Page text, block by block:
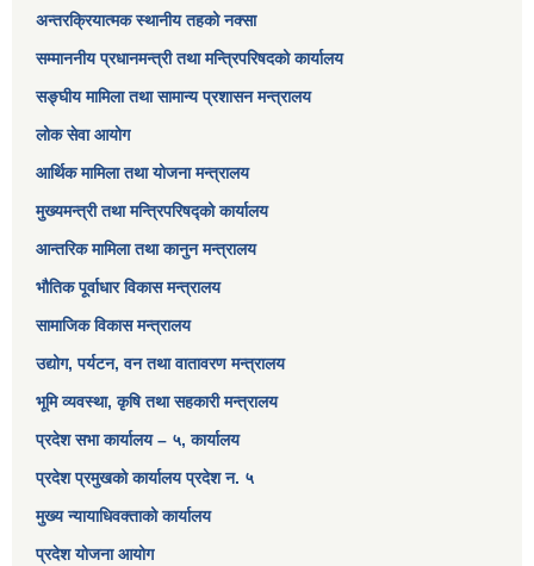
अन्तरक्रियात्मक स्थानीय तहको नक्सा
सम्माननीय प्रधानमन्त्री तथा मन्त्रिपरिषद‌को कार्यालय
सङ्‍घीय मामिला तथा सामान्य प्रशासन मन्त्रालय
लोक सेवा आयोग
आर्थिक मामिला तथा योजना मन्त्रालय​
मुख्यमन्त्री तथा मन्त्रिपरिषद्को कार्यालय
आन्तरिक मामिला तथा कानुन मन्त्रालय
भौतिक पूर्वाधार विकास मन्त्रालय
सामाजिक विकास मन्त्रालय
उद्योग, पर्यटन, वन तथा वातावरण मन्त्रालय
भूमि व्यवस्था, कृषि तथा सहकारी मन्त्रालय
प्रदेश सभा कार्यालय – ५, कार्यालय
प्रदेश प्रमुखको कार्यालय प्रदेश न. ५
मुख्य न्यायाधिवक्ताको कार्यालय
प्रदेश योजना आयोग